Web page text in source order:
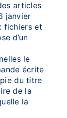
articles
janvier
fichiers et
d’un
le
écrite
du titre
de la
la